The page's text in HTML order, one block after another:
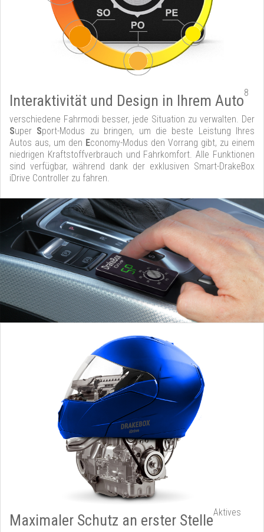
Interaktivität und Design in Ihrem Auto8
verschiedene Fahrmodi besser, jede Situation zu verwalten. Der
Super Sport-Modus zu bringen, um die beste Leistung Ihres
Autos aus, um den Economy-Modus den Vorrang gibt, zu einem
niedrigen Kraftstoffverbrauch und Fahrkomfort. Alle Funktionen
sind verfügbar, während dank der exklusiven Smart-DrakeBox
iDrive Controller zu fahren.
Maximaler Schutz an erster StelleAktives